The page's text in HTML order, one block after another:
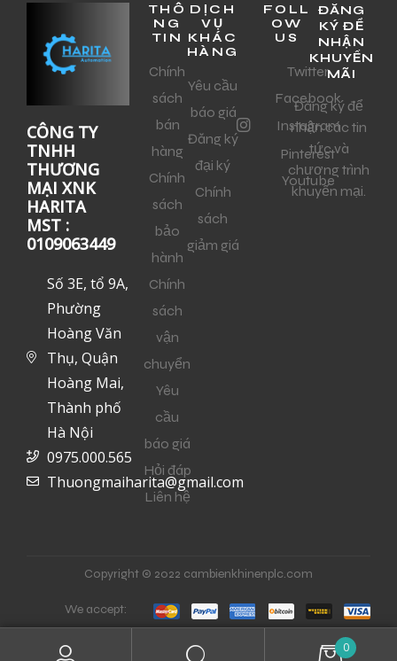
CÔNG TY
TNHH
THƯƠNG
MẠI XNK
HARITA
MST :
0109063449
Số 3E, tổ 9A,
Phường
Hoàng Văn
Thụ, Quận
Hoàng Mai,
Thành phố
Hà Nội
0975.000.565
Thuongmaiharita@gmail.com
THÔ
NG
TIN
Chính
sách
bán
hàng
Chính
sách
bảo
hành
Chính
sách
vận
chuyển
Yêu
cầu
báo giá
Hỏi đáp
Liên hệ
DỊCH
VỤ
KHÁC
HÀNG
Yêu cầu
báo giá
Đăng ký
đại ký
Chính
sách
giảm giá
FOLL
OW
US
Twitter
Facebook
Instagram
Pinterest
Youtube
ĐĂNG
KÝ ĐỂ
NHẬN
KHUYẾN
MÃI
Đăng ký để
nhận các tin
tức và
chương trình
khuyến mại.
Copyright © 2022 cambienkhinenplc.com
We accept:
0